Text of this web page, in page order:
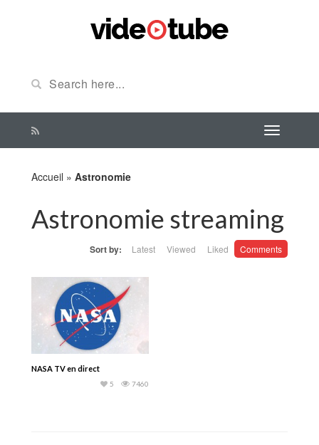
Accueil » Astronomie
Astronomie streaming
Sort by: Latest Viewed Liked Comments
NASA TV en direct
7460
5